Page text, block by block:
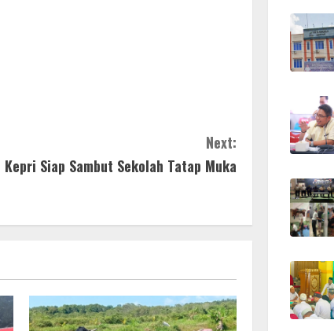
Next:
Kepri Siap Sambut Sekolah Tatap Muka